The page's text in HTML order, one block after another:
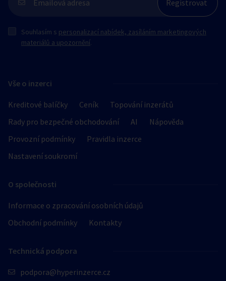
Vše o inzerci
Kreditové balíčky Ceník
Topování inzerátů
Rady pro bezpečné obchodování
AI
Nápověda
Provozní podmínky
Pravidla inzerce
Nastavení soukromí
O společnosti
Informace o zpracování osobních údajů
Obchodní podmínky
Kontakty
Technická podpora
podpora@hyperinzerce.cz
Souhlasím s personalizací nabídek, zasíláním marketingových
materiálů a upozornění.